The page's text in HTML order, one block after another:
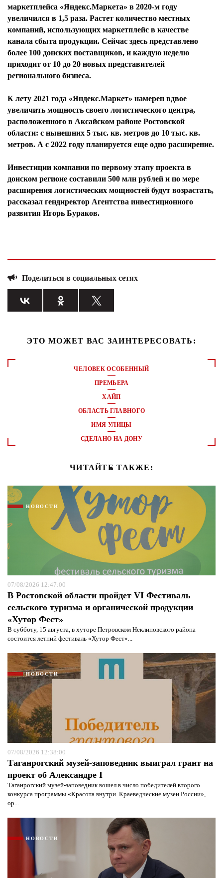
маркетплейса «Яндекс.Маркета» в 2020-м году
увеличился в 1,5 раза. Растет количество местных
компаний, использующих маркетплейс в качестве
канала сбыта продукции. Сейчас здесь представлено
более 100 донских поставщиков, и каждую неделю
приходит от 10 до 20 новых представителей
регионального бизнеса.
К лету 2021 года «Яндекс.Маркет» намерен вдвое
увеличить мощность своего логистического центра,
расположенного в Аксайском районе Ростовской
области: с нынешних 5 тыс. кв. метров до 10 тыс. кв.
метров. А с 2022 году планируется еще одно расширение.
Инвестиции компании по первому этапу проекта в
донском регионе составили 500 млн рублей и по мере
расширения логистических мощностей будут возрастать,
рассказал гендиректор Агентства инвестиционного
развития Игорь Бураков.
Поделиться в социальных сетях
ЭТО МОЖЕТ ВАС ЗАИНТЕРЕСОВАТЬ:
ЧЕЛОВЕК ОСОБЕННЫЙ
ПРЕМЬЕРА
ХАЙП
ОБЛАСТЬ ГЛАВНОГО
ИМЯ УЛИЦЫ
СДЕЛАНО НА ДОНУ
ЧИТАЙТЕ ТАКЖЕ:
НОВОСТИ
07/08/2026 12:47:00
В Ростовской области пройдет VI Фестиваль
сельского туризма и органической продукции
«Хутор Фест»
В субботу, 15 августа, в хуторе Петровском Неклиновского района
состоится летний фестиваль «Хутор Фест»...
НОВОСТИ
07/08/2026 12:38:00
Таганрогский музей-заповедник выиграл грант на
проект об Александре I
Таганрогский музей-заповедник вошел в число победителей второго
конкурса программы «Красота внутри. Краеведческие музеи России»,
ор...
НОВОСТИ